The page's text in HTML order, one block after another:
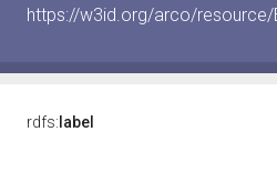
https://w3id.org/arco/
rdfs: label